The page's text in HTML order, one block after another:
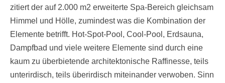
zitiert der auf 2.000 m2 erweiterte Spa-Bereich gleichsam
Himmel und Hölle, zumindest was die Kombination der
Elemente betrifft. Hot-Spot-Pool, Cool-Pool, Erdsauna,
Dampfbad und viele weitere Elemente sind durch eine
kaum zu überbietende architektonische Raffinesse, teils
unterirdisch, teils überirdisch miteinander verwoben. Sinn